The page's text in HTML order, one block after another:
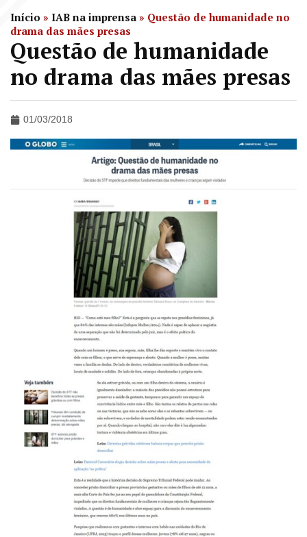
Início » IAB na imprensa » Questão de humanidade no
drama das mães presas
Questão de humanidade
no drama das mães presas
01/03/2018